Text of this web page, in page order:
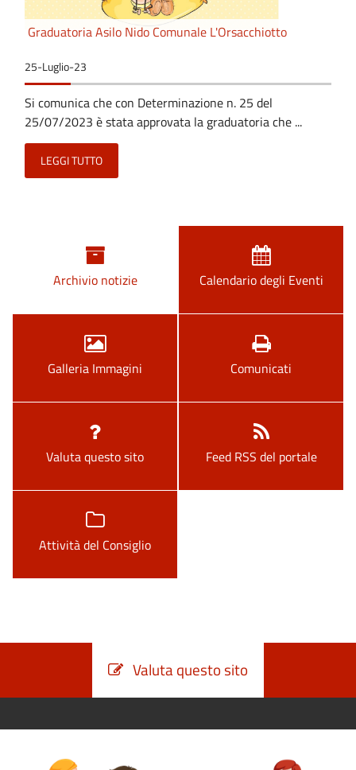
Graduatoria Asilo Nido Comunale L'Orsacchiotto
25-Luglio-23
Si comunica che con Determinazione n. 25 del
25/07/2023 è stata approvata la graduatoria che ...
LEGGI TUTTO
Archivio notizie Calendario degli Eventi
Galleria Immagini Comunicati
Valuta questo sito Feed RSS del portale
Attività del Consiglio
Valuta questo sito